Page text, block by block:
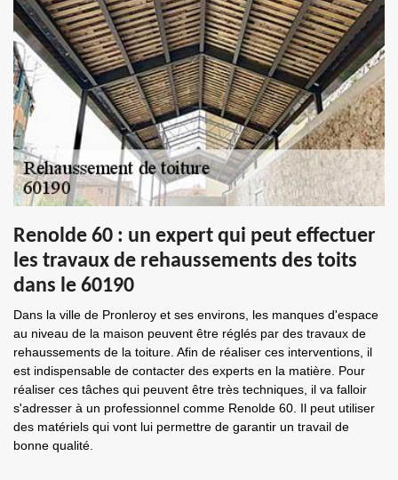
Renolde 60 : un expert qui peut effectuer
les travaux de rehaussements des toits
dans le 60190
Dans la ville de Pronleroy et ses environs, les manques d'espace
au niveau de la maison peuvent être réglés par des travaux de
rehaussements de la toiture. Afin de réaliser ces interventions, il
est indispensable de contacter des experts en la matière. Pour
réaliser ces tâches qui peuvent être très techniques, il va falloir
s'adresser à un professionnel comme Renolde 60. Il peut utiliser
des matériels qui vont lui permettre de garantir un travail de
bonne qualité.